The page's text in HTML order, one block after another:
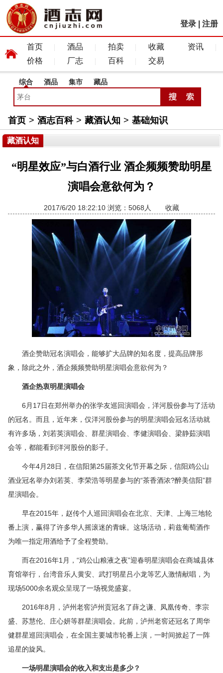
登录 注册
首页 酒品 拍卖 收藏
资讯
价格
厂志 百科 交易
综合 酒品 集市 藏品
首页 > 酒志百科 > 藏酒认知 > 基础知识
藏酒认知
“明星效应”与白酒行业 酒企频频赞助明星
演唱会意欲何为？
2017/6/20 18:22:10 浏览：5068人 收藏
酒企赞助冠名演唱会，能够扩大品牌的知名度，提高品牌形
象，除此之外，酒企频频赞助明星演唱会意欲何为？
酒企热衷明星演唱会
6月17日在郑州举办的张学友巡回演唱会，洋河股份参与了活动
的冠名。而且，近年来，仅洋河股份参与的明星演唱会冠名活动就
有许多场，刘若英演唱会、群星演唱会、李健演唱会、梁静茹演唱
会等，都能看到洋河股份的影子。
今年4月28日，在信阳第25届茶文化节开幕之际，信阳鸡公山
酒业冠名举办刘若英、李荣浩等明星参与的“茶香酒浓?醉美信阳”群
星演唱会。
早在2015年，赵传个人巡回演唱会在北京、天津、上海三地轮
番上演，赢得了许多华人摇滚迷的青睐。这场活动，莉兹葡萄酒作
为唯一指定用酒给予了全程赞助。
而在2016年1月，“鸡公山粮液之夜”迎春明星演唱会在商城县体
育馆举行，台湾音乐人黄安、武打明星吕小龙等艺人激情献唱，为
现场5000余名观众呈现了一场视觉盛宴。
2016年8月，泸州老窖泸州贡冠名了薛之谦、凤凰传奇、李宗
盛、苏慧伦、庄心妍等群星演唱会。此前，泸州老窖还冠名了周华
健群星巡回演唱会，在全国主要城市轮番上演，一时间掀起了一阵
追星的旋风。
一场明星演唱会的收入和支出是多少？